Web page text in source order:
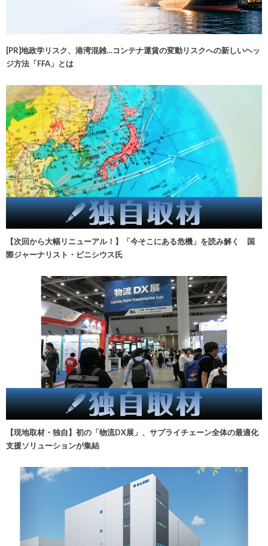
[PR]地政学リスク、港湾混雑…コンテナ運賃の変動リスクへの新しいヘッ
ジ方法「FFA」とは
【次回から大幅リニューアル！】「今そこにある危機」を読み解く 国
際ジャーナリスト・ビニシウス氏
【現地取材・独自】初の「物流DX展」、サプライチェーン全体の最適化
支援ソリューションが集結